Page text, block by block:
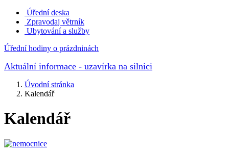
Úřední deska
Zpravodaj větrník
Ubytování a služby
Úřední hodiny o prázdninách
Aktuální informace - uzavírka na silnici
Úvodní stránka
Kalendář
Kalendář